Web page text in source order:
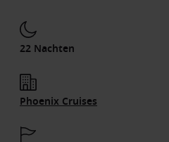
22 Nachten
Phoenix Cruises